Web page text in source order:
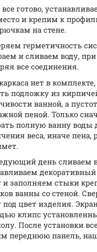
готово,
и крепим к
на стене.
герметичность
и сливаем воду,
все соединения.
нет в
подложку из
ванной, а
пеной. Только
полную ванну воды
веса, иначе пена,
день сливаем
декоративный
и заполняем стыки
ванны со стеной.
под цвет изделия.
клипс
После установки
переднюю панель,